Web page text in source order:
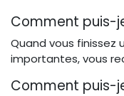
Comment puis-
Quand vous
importantes, vous
Comment puis-